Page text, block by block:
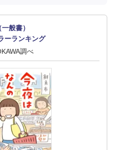
般書）
ーランキング
調べ